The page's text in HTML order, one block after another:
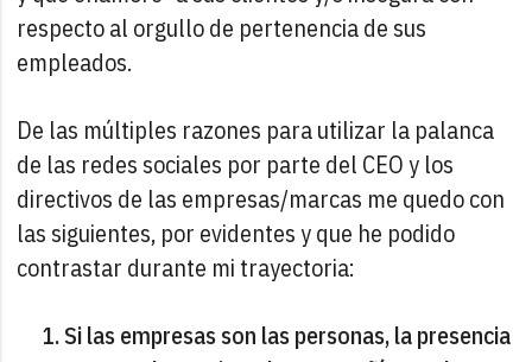
respecto al orgullo de pertenencia de sus
empleados.
De las múltiples razones para utilizar la palanca
de las redes sociales por parte del CEO y los
directivos de las empresas/marcas me quedo con
las siguientes, por evidentes y que he podido
contrastar durante mi trayectoria:
Si las empresas son las personas, la presencia